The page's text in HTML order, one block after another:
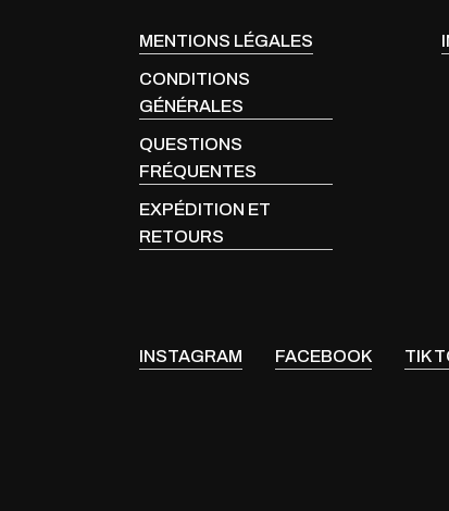
MENTIONS LÉGALES
CONDITIONS
GÉNÉRALES
QUESTIONS
FRÉQUENTES
EXPÉDITION ET
RETOURS
INSTAGRAM FACEBOOK TIK